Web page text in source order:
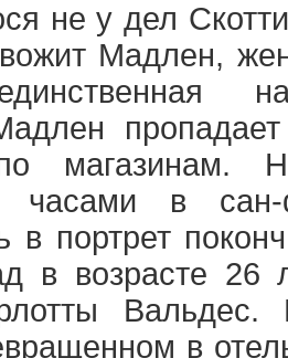
не у дел
Мадлен,
по
часами в сан-
в портрет
в возрасте 26
в